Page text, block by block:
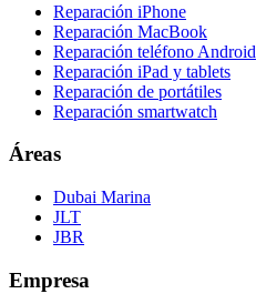
Reparación iPhone
Reparación MacBook
Reparación teléfono Android
Reparación iPad y tablets
Reparación de portátiles
Reparación smartwatch
Áreas
Dubai Marina
JLT
JBR
Empresa